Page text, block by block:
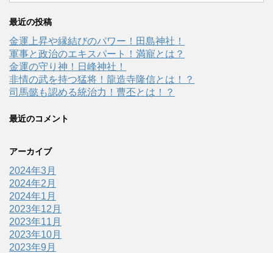
最近の投稿
金運上昇や縁結びのパワー！田島神社！
軍事と政治のエキスパート！満寵とは？
金運の守り神！日峰神社！
非情の武を持つ猛将！龍造寺隆信とは！？
司馬懿も認める統治力！曹丕とは！？
最近のコメント
アーカイブ
2024年3月
2024年2月
2024年1月
2023年12月
2023年11月
2023年10月
2023年9月